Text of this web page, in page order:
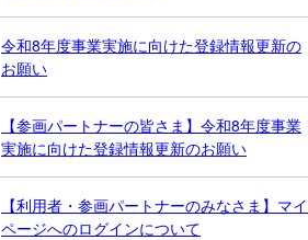
令和8年度事業実施に向けた登録情報更新の
お願い
【参画パートナーの皆さま】令和8年度事業
実施に向けた登録情報更新のお願い
【利用者・参画パートナーのみなさま】マイ
ページへのログインについて